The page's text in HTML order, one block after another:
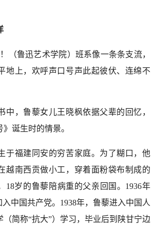
（鲁迅艺术学院）班系像一条条支流，
地上，欢呼声口号声此起彼伏、连绵不
中，鲁藜女儿王晓枫依据父辈的回忆，
诞生时的情景。
于福建同安的穷苦家庭。为了糊口，他
越南西贡做小工，穿着面粉袋布制成的
18岁的鲁藜陪病重的父亲回国。1936年
中国共产党。1938年，鲁藜进入中国人
（简称“抗大”）学习，毕业后到陕甘宁边